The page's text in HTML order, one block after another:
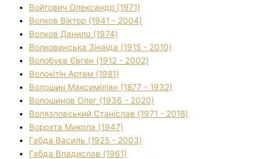
Войтович Олександр (1971)
Волков Віктор (1941 - 2004)
Волков Данило (1974)
Волковинська Зінаїда (1915 - 2010)
Волобуєв Євген (1912 - 2002)
Волокітін Артем (1981)
Волошин Максиміліан (1877 - 1932)
Волошинов Олег (1936 - 2020)
Волязловський Станіслав (1971 - 2018)
Ворохта Микола (1947)
Габда Василь (1925 - 2003)
Габда Владислав (1961)